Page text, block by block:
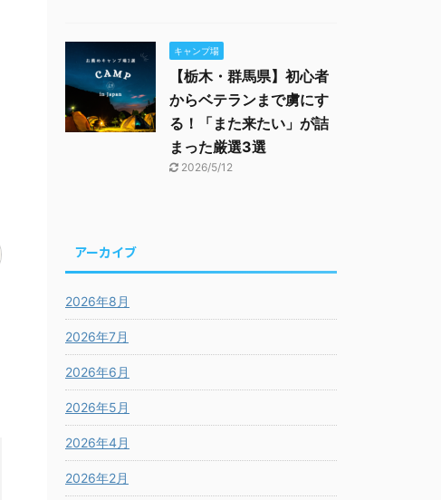
キャンプ場
【栃木・群馬県】初心者
からベテランまで虜にす
る！「また来たい」が詰
まった厳選3選
2026/5/12
アーカイブ
2026年8月
2026年7月
2026年6月
2026年5月
2026年4月
2026年2月